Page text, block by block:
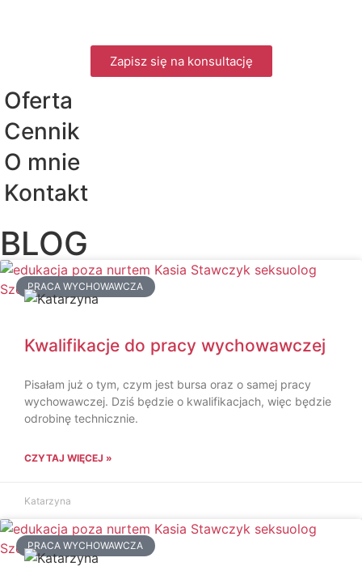
Zapisz się na konsultację
Oferta
Cennik
O mnie
Kontakt
BLOG
PRACA WYCHOWAWCZA
Kwalifikacje do pracy wychowawczej
Pisałam już o tym, czym jest bursa oraz o samej pracy
wychowawczej. Dziś będzie o kwalifikacjach, więc będzie
odrobinę technicznie.
CZYTAJ WIĘCEJ »
Katarzyna
PRACA WYCHOWAWCZA